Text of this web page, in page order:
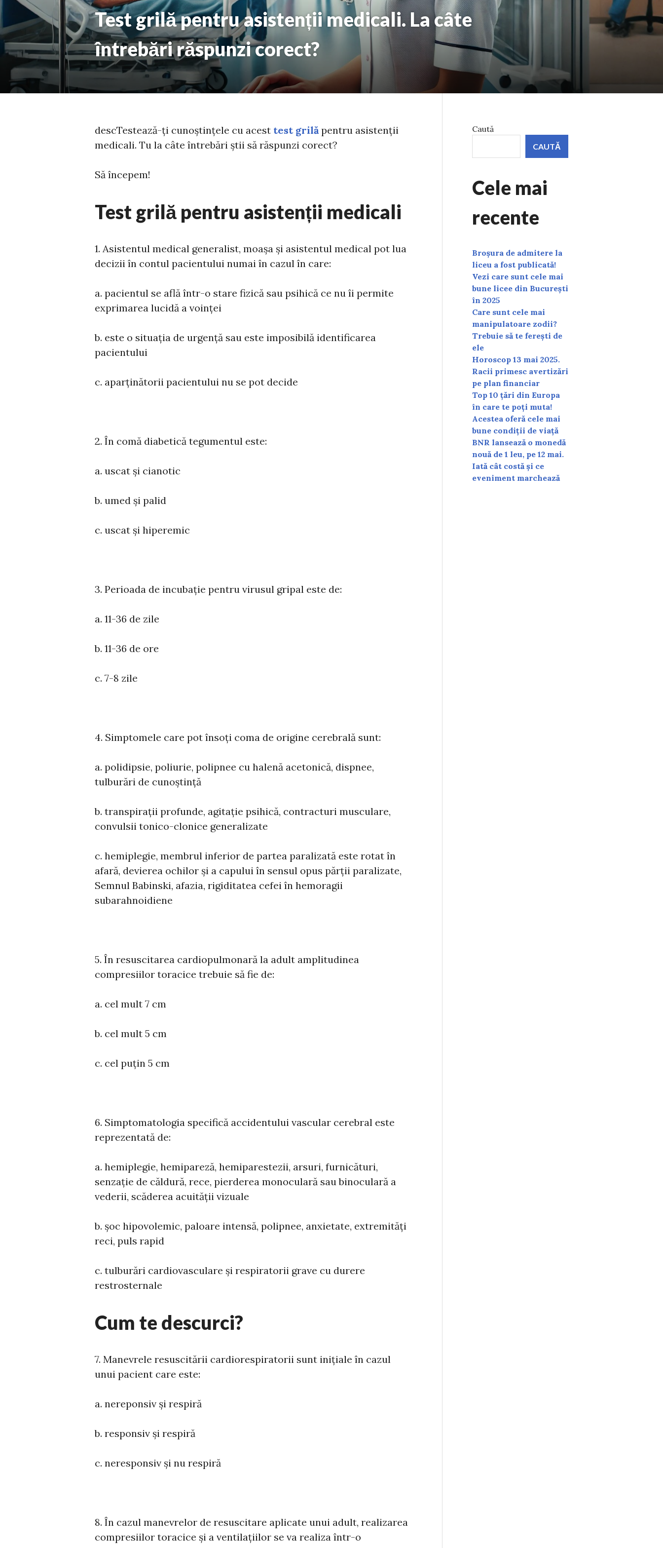
Test grilă pentru asistenții medicali. La câte
întrebări răspunzi corect?
descTestează-ți cunoștințele cu acest test grilăpentru asistenții
medicali. Tu la câte întrebări știi să răspunzi corect?
Să începem!
Test grilă pentru asistenții medicali
1. Asistentul medical generalist, moașa și asistentul medical pot lua
decizii în contul pacientului numai în cazul în care:
a. pacientul se află într-o stare fizică sau psihică ce nu îi permite
exprimarea lucidă a voinței
b. este o situația de urgență sau este imposibilă identificarea
pacientului
c. aparținătorii pacientului nu se pot decide
2. În comă diabetică tegumentul este:
a. uscat și cianotic
b. umed și palid
c. uscat și hiperemic
3. Perioada de incubație pentru virusul gripal este de:
a. 11-36 de zile
b. 11-36 de ore
c. 7-8 zile
4. Simptomele care pot însoți coma de origine cerebrală sunt:
a. polidipsie, poliurie, polipnee cu halenă acetonică, dispnee,
tulburări de cunoștință
b. transpirații profunde, agitație psihică, contracturi musculare,
convulsii tonico-clonice generalizate
c. hemiplegie, membrul inferior de partea paralizată este rotat în
afară, devierea ochilor și a capului în sensul opus părții paralizate,
Semnul Babinski, afazia, rigiditatea cefei în hemoragii
subarahnoidiene
5. În resuscitarea cardiopulmonară la adult amplitudinea
compresiilor toracice trebuie să fie de:
a. cel mult 7 cm
b. cel mult 5 cm
c. cel puțin 5 cm
6. Simptomatologia specifică accidentului vascular cerebral este
reprezentată de:
a. hemiplegie, hemipareză, hemiparestezii, arsuri, furnicături,
senzație de căldură, rece, pierderea monoculară sau binoculară a
vederii, scăderea acuității vizuale
b. șoc hipovolemic, paloare intensă, polipnee, anxietate, extremități
reci, puls rapid
c. tulburări cardiovasculare și respiratorii grave cu durere
restrosternale
Cum te descurci?
7. Manevrele resuscitării cardiorespiratorii sunt inițiale în cazul
unui pacient care este:
a. nereponsiv și respiră
b. responsiv și respiră
c. neresponsiv și nu respiră
8. În cazul manevrelor de resuscitare aplicate unui adult, realizarea
compresiilor toracice și a ventilațiilor se va realiza într-o
Caută
CAUTĂ
Cele mai
recente
Broșura de admitere la
liceu a fost publicată!
Vezi care sunt cele mai
bune licee din București
în 2025
Care sunt cele mai
manipulatoare zodii?
Trebuie să te ferești de
ele
Horoscop 13 mai 2025.
Racii primesc avertizări
pe plan financiar
Top 10 țări din Europa
în care te poți muta!
Acestea oferă cele mai
bune condiții de viață
BNR lansează o monedă
nouă de 1 leu, pe 12 mai.
Iată cât costă și ce
eveniment marchează